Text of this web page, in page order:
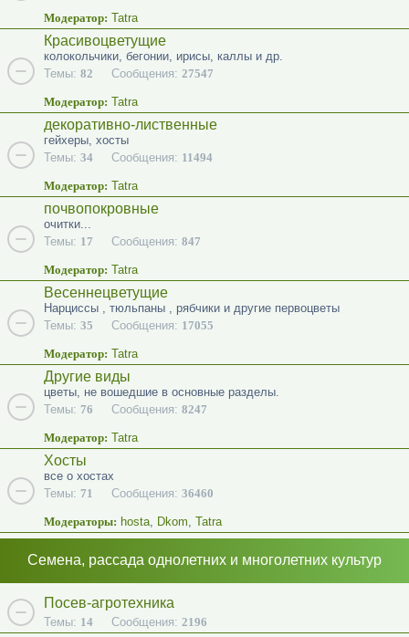
Модератор: Tatra
Красивоцветущие
колокольчики, бегонии, ирисы, каллы и др.
Темы: 82 Сообщения: 27547
Модератор: Tatra
декоративно-лиственные
гейхеры, хосты
Темы: 34 Сообщения: 11494
Модератор: Tatra
почвопокровные
очитки...
Темы: 17 Сообщения: 847
Модератор: Tatra
Весеннецветущие
Нарциссы , тюльпаны , рябчики и другие первоцветы
Темы: 35 Сообщения: 17055
Модератор: Tatra
Другие виды
цветы, не вошедшие в основные разделы.
Темы: 76 Сообщения: 8247
Модератор: Tatra
Хосты
все о хостах
Темы: 71 Сообщения: 36460
Модераторы: hosta, Dkom, Tatra
Семена, рассада однолетних и многолетних культур
Посев-агротехника
Темы: 14 Сообщения: 2196